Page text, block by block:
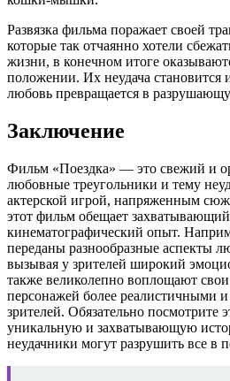
Развязка фильма поражает своей
которые так отчаянно хотели
жизни, в конечном итоге
положении. Их неудача становится
любовь превращается в
Заключение
Фильм «Поездка» — это свежий и
любовные треугольники и тему
актерской игрой, напряженным
этот фильм обещает
кинематографический опыт.
переданы разнообразные аспекты
вызывая у зрителей широкий
также великолепно воплощают свои
персонажей более реалистичными
зрителей. Обязательно посмотрите
уникальную и захватывающую
неудачники могут разрушить все в